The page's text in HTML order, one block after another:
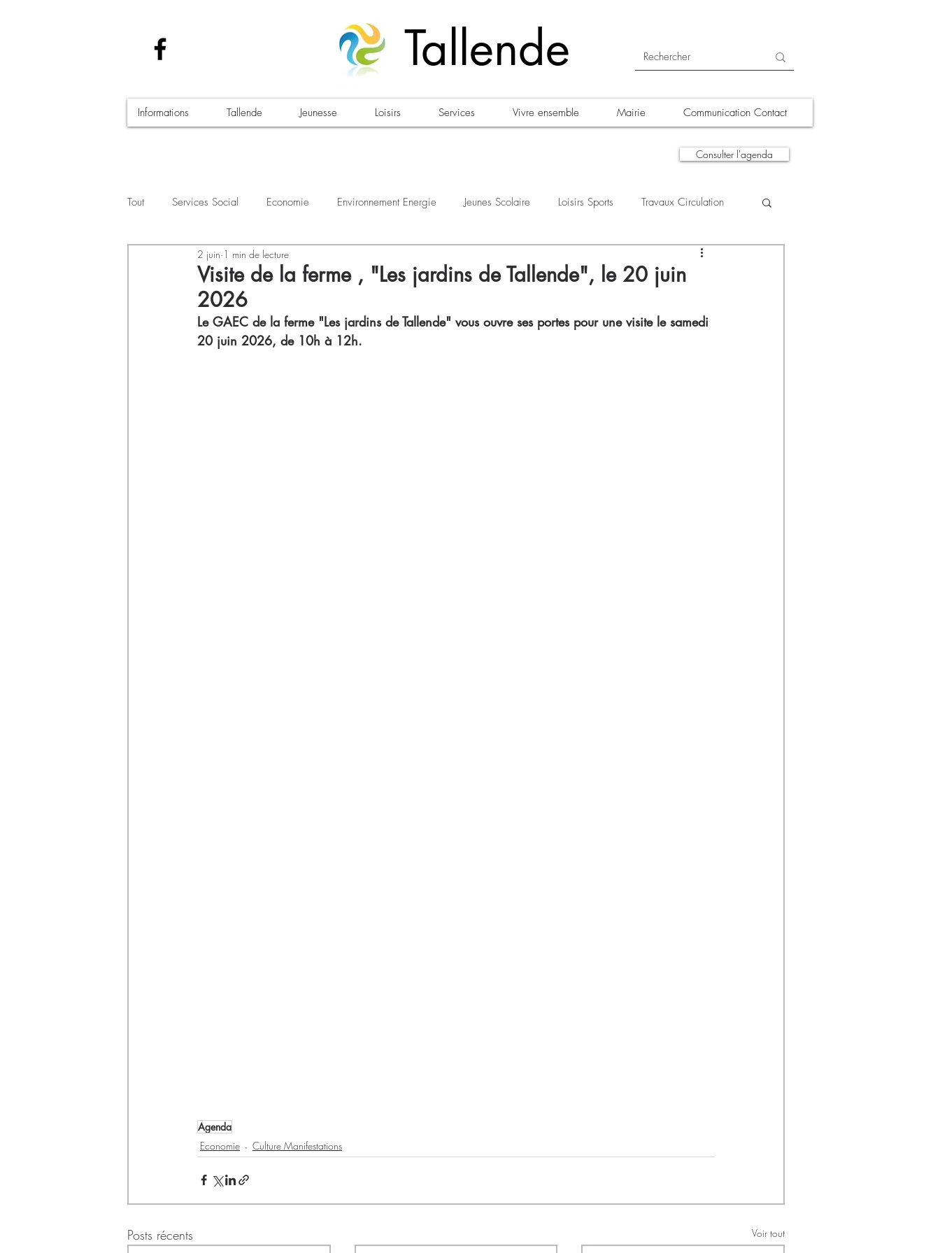
Tallende
Informations Tallende Jeunesse Loisirs Services Vivre ensemble Mairie Communication Contact
Consulter l'agenda
Tout Services Social Economie Environnement Energie Jeunes Scolaire Loisirs Sports Travaux Circulation
Santé - Covid-19 Culture Manifestations A la une
Visite de la ferme , "Les jardins de Tallende", le 20 juin
2026
2 juin 1 min de lecture
Le GAEC de la ferme "Les jardins de Tallende" vous ouvre ses portes pour une visite le samedi
20 juin 2026, de 10h à 12h.
Agenda
Economie
Culture Manifestations
Posts récents Voir tout